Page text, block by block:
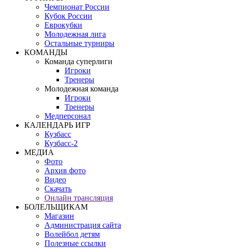
Чемпионат России
Кубок России
Еврокубки
Молодежная лига
Остальные турниры
КОМАНДЫ
Команда суперлиги
Игроки
Тренеры
Молодежная команда
Игроки
Тренеры
Медперсонал
КАЛЕНДАРЬ ИГР
Кузбасс
Кузбасс-2
МЕДИА
Фото
Архив фото
Видео
Скачать
Онлайн трансляция
БОЛЕЛЬЩИКАМ
Магазин
Администрация сайта
Волейбол детям
Полезные ссылки